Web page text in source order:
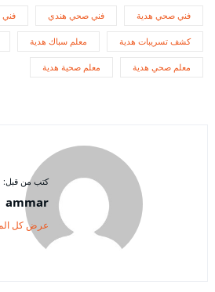
فني صحي هدية فني صحي هندي
كشف تسريبات هدية معلم سباك هدية
معلم صحي هدية معلم صحية هدية
كتب من قبل:
ammar
عرض كل